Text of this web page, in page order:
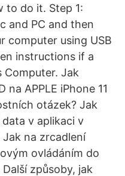
to do it. Step 1:
and PC and then
computer using USB
instructions if a
Computer. Jak
APPLE iPhone 11
otázek? Jak
v aplikaci v
Jak na zrcadlení
ovládáním do
Další způsoby, jak